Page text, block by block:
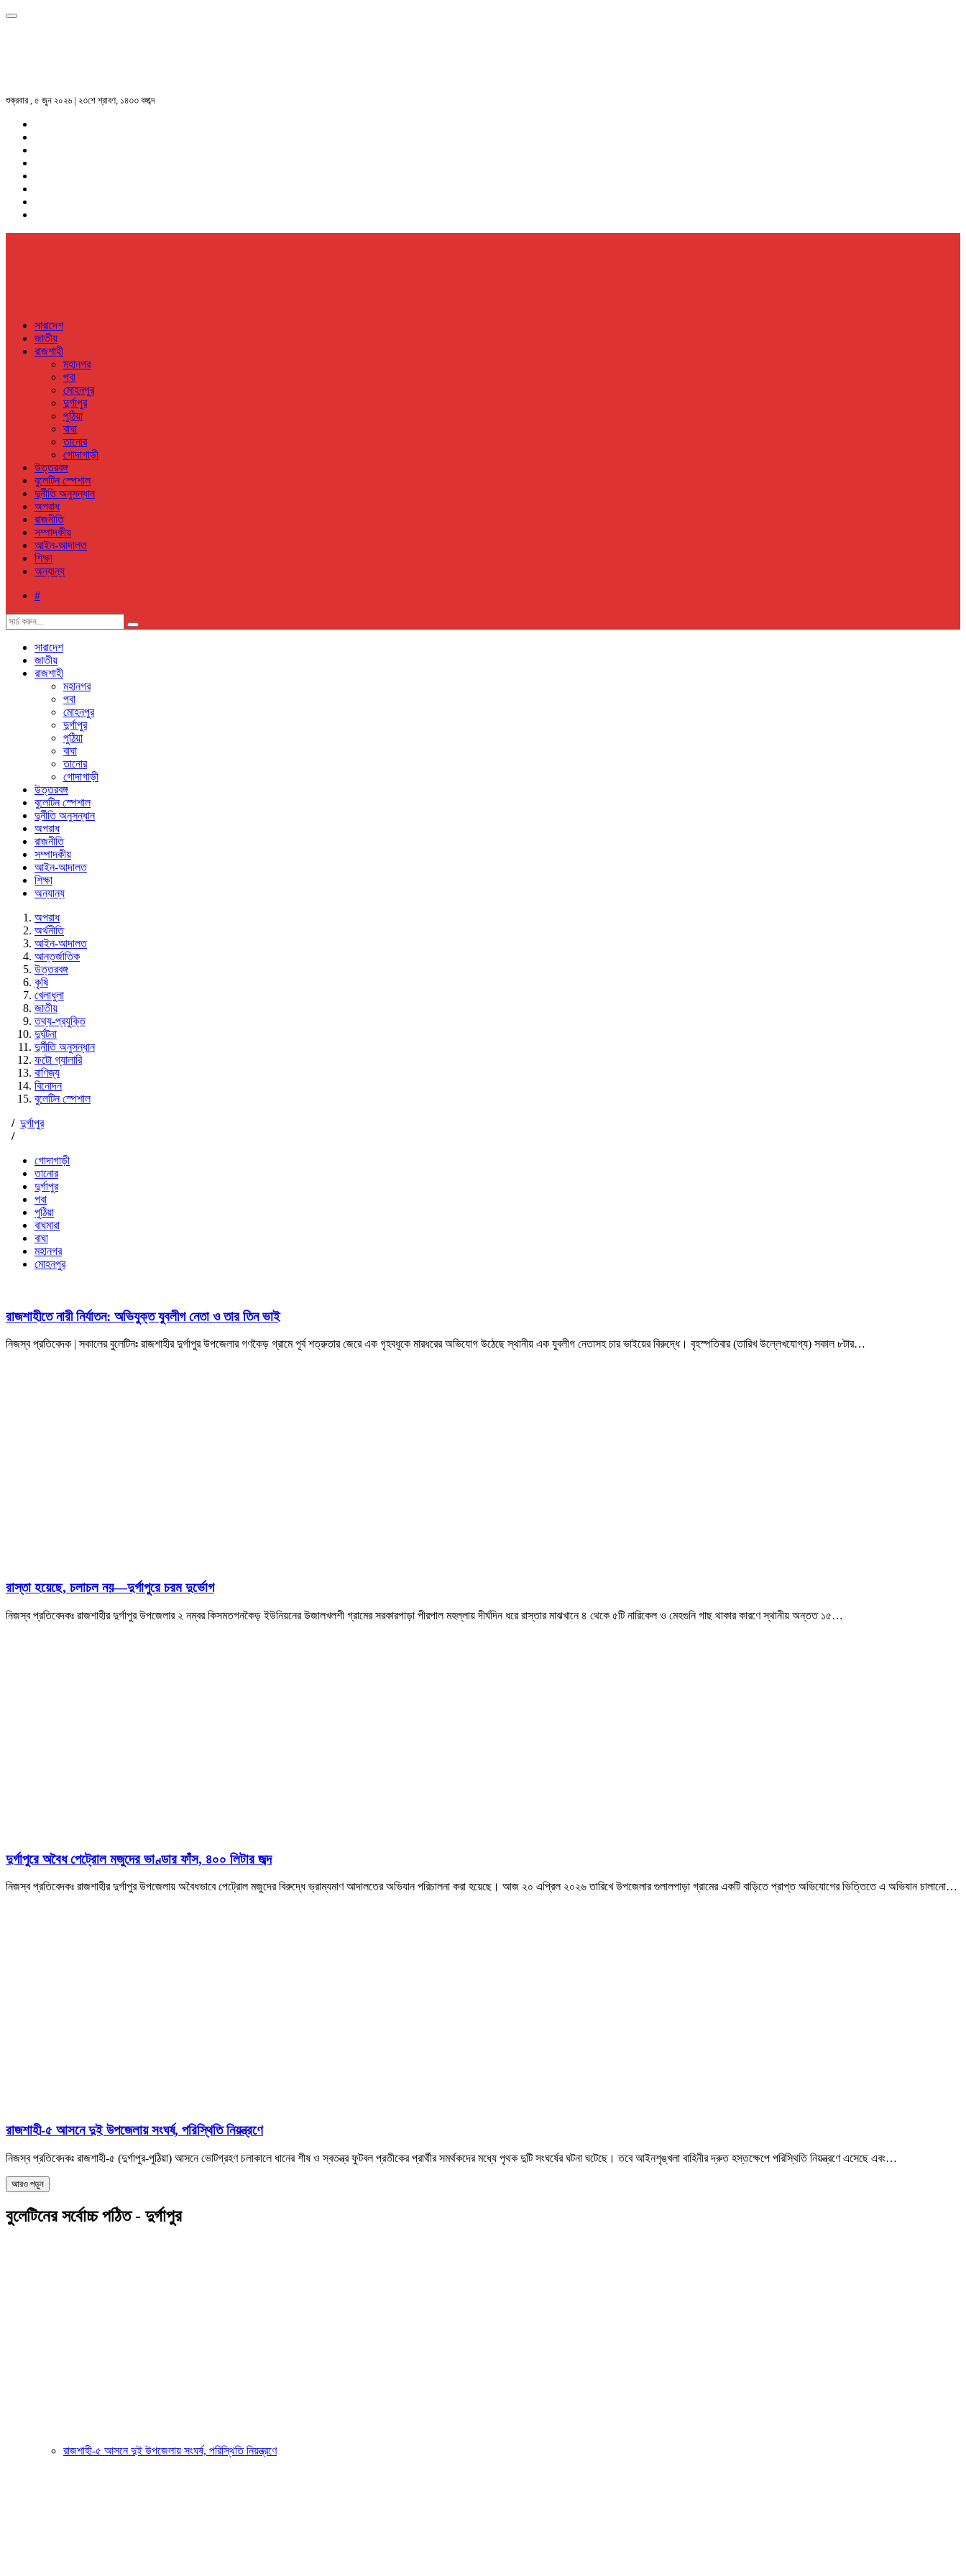
শুক্রবার , ৫ জুন ২০২৬ | ২৩শে শ্রাবণ, ১৪৩৩ বঙ্গাব্দ
সারাদেশ
জাতীয়
রাজশাহী
মহানগর
পবা
মোহনপুর
দুর্গাপুর
পুঠিয়া
বাঘা
তানোর
গোদাগাড়ী
উত্তরবঙ্গ
বুলেটিন স্পেশাল
দুর্নীতি অনুসন্ধান
অপরাধ
রাজনীতি
সম্পাদকীয়
আইন-আদালত
শিক্ষা
অন্যান্য
#
সারাদেশ
জাতীয়
রাজশাহী
মহানগর
পবা
মোহনপুর
দুর্গাপুর
পুঠিয়া
বাঘা
তানোর
গোদাগাড়ী
উত্তরবঙ্গ
বুলেটিন স্পেশাল
দুর্নীতি অনুসন্ধান
অপরাধ
রাজনীতি
সম্পাদকীয়
আইন-আদালত
শিক্ষা
অন্যান্য
অপরাধ
অর্থনীতি
আইন-আদালত
আন্তর্জাতিক
উত্তরবঙ্গ
কৃষি
খেলাধুলা
জাতীয়
তথ্য-প্রযুক্তি
দুর্ঘটনা
দুর্নীতি অনুসন্ধান
ফটো গ্যালারি
বাণিজ্য
বিনোদন
বুলেটিন স্পেশাল
/ দুর্গাপুর
/
গোদাগাড়ী
তানোর
দুর্গাপুর
পবা
পুঠিয়া
বাঘমারা
বাঘা
মহানগর
মোহনপুর
রাজশাহীতে নারী নির্যাতন: অভিযুক্ত যুবলীগ নেতা ও তার তিন ভাই
নিজস্ব প্রতিবেদক | সকালের বুলেটিনঃ রাজশাহীর দুর্গাপুর উপজেলার গণকৈড় গ্রামে পূর্ব শত্রুতার জেরে এক গৃহবধূকে মারধরের অভিযোগ উঠেছে স্থানীয় এক যুবলীগ নেতাসহ চার ভাইয়ের বিরুদ্ধে। বৃহস্পতিবার (তারিখ উল্লেখযোগ্য) সকাল ৮টার…
রাস্তা হয়েছে, চলাচল নয়—দুর্গাপুরে চরম দুর্ভোগ
নিজস্ব প্রতিবেদকঃ রাজশাহীর দুর্গাপুর উপজেলার ২ নম্বর কিসমতগনকৈড় ইউনিয়নের উজালখলশী গ্রামের সরকারপাড়া পীরপাল মহল্লায় দীর্ঘদিন ধরে রাস্তার মাঝখানে ৪ থেকে ৫টি নারিকেল ও মেহগুনি গাছ থাকার কারণে স্থানীয় অন্তত ১৫…
দুর্গাপুরে অবৈধ পেট্রোল মজুদের ভাণ্ডার ফাঁস, ৪০০ লিটার জব্দ
নিজস্ব প্রতিবেদকঃ রাজশাহীর দুর্গাপুর উপজেলায় অবৈধভাবে পেট্রোল মজুদের বিরুদ্ধে ভ্রাম্যমাণ আদালতের অভিযান পরিচালনা করা হয়েছে। আজ ২০ এপ্রিল ২০২৬ তারিখে উপজেলার গুলালপাড়া গ্রামের একটি বাড়িতে প্রাপ্ত অভিযোগের ভিত্তিতে এ অভিযান চালানো…
রাজশাহী-৫ আসনে দুই উপজেলায় সংঘর্ষ, পরিস্থিতি নিয়ন্ত্রণে
নিজস্ব প্রতিবেদকঃ রাজশাহী-৫ (দুর্গাপুর-পুঠিয়া) আসনে ভোটগ্রহণ চলাকালে ধানের শীষ ও স্বতন্ত্র ফুটবল প্রতীকের প্রার্থীর সমর্থকদের মধ্যে পৃথক দুটি সংঘর্ষের ঘটনা ঘটেছে। তবে আইনশৃঙ্খলা বাহিনীর দ্রুত হস্তক্ষেপে পরিস্থিতি নিয়ন্ত্রণে এসেছে এবং…
আরও পড়ুন
বুলেটিনের সর্বোচ্চ পঠিত - দুর্গাপুর
রাজশাহী-৫ আসনে দুই উপজেলায় সংঘর্ষ, পরিস্থিতি নিয়ন্ত্রণে